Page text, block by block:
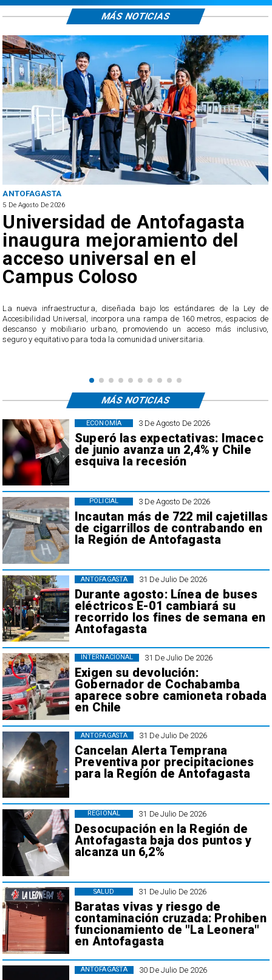
ANTOFAGASTA
5 De Agosto De 2026
Universidad de Antofagasta
inaugura mejoramiento del
acceso universal en el
Campus Coloso
​La nueva infraestructura, diseñada bajo los estándares de la Ley de
Accesibilidad Universal, incorpora una rampa de 160 metros, espacios de
descanso y mobiliario urbano, promoviendo un acceso más inclusivo,
seguro y equitativo para toda la comunidad universitaria.
MÁS NOTICIAS
3 De Agosto De 2026
Superó las expectativas: Imacec
de junio avanza un 2,4% y Chile
esquiva la recesión
ECONOMÍA
3 De Agosto De 2026
Incautan más de 722 mil cajetillas
de cigarrillos de contrabando en
la Región de Antofagasta
POLICIAL
31 De Julio De 2026
Durante agosto: Línea de buses
eléctricos E-01 cambiará su
recorrido los fines de semana en
Antofagasta
ANTOFAGASTA
31 De Julio De 2026
Exigen su devolución:
Gobernador de Cochabamba
aparece sobre camioneta robada
en Chile
INTERNACIONAL
31 De Julio De 2026
Cancelan Alerta Temprana
Preventiva por precipitaciones
para la Región de Antofagasta
ANTOFAGASTA
31 De Julio De 2026
Desocupación en la Región de
Antofagasta baja dos puntos y
alcanza un 6,2%
REGIONAL
31 De Julio De 2026
Baratas vivas y riesgo de
contaminación cruzada: Prohiben
funcionamiento de "La Leonera"
en Antofagasta
SALUD
30 De Julio De 2026
ANTOFAGASTA
MÁS NOTICIAS